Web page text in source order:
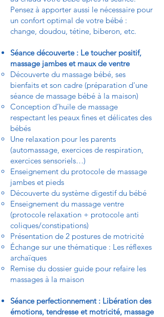
Pensez à apporter aussi le nécessaire pour
un confort optimal de votre bébé :
change, doudou, tétine, biberon, etc.
Séance découverte : Le toucher positif,
massage jambes et maux de ventre
Découverte du massage bébé, ses
bienfaits et son cadre (préparation d'une
séance de massage bébé à la maison)
Conception d’huile de massage
respectant les peaux fines et délicates des
bébés
Une relaxation pour les parents
(automassage, exercices de respiration,
exercices sensoriels…)
Enseignement du protocole de massage
jambes et pieds
Découverte du système digestif du bébé
Enseignement du massage ventre
(protocole relaxation + protocole anti
coliques/constipations)
Présentation de 2 postures de motricité
Échange sur une thématique : Les réflexes
archaïques
Remise du dossier guide pour refaire les
massages à la maison
Séance perfectionnement : Libération des
émotions, tendresse et motricité, massage